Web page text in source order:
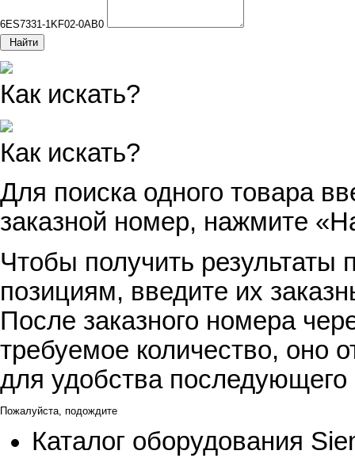
6ES7331-1KF02-0AB0
Найти
Как искать?
Как искать?
Для поиска одного товара
заказной номер, нажмите
Чтобы получить результаты
позициям, введите их
После заказного номера
требуемое количество, оно
для удобства
Пожалуйста, подождите
Каталог оборудования